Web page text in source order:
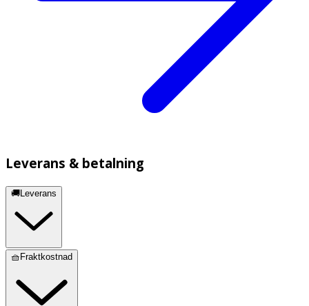
Leverans & betalning
🚚Leverans
🧺Fraktkostnad